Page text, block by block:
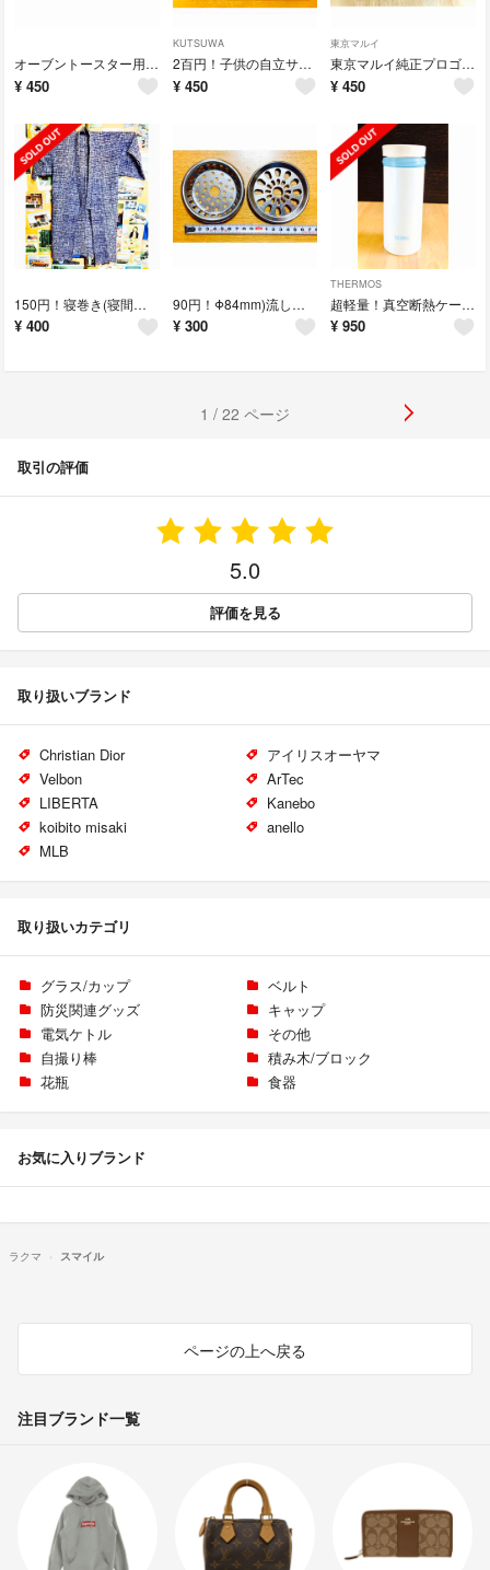
オーブントースター用受け皿/グリル・トレー/新
¥ 450
KUTSUWA
2百円！子供の自立サポート！準備確認ボード/忘れ物チェックパネル/マグネット黒板
¥ 450
東京マルイ
東京マルイ純正プロゴーグル/サバイバルゲーム保護眼鏡◎DIYや防災の備えにも
¥ 450
150円！寝巻き(寝間着)寝具/和装/旅館/浴衣/介護/入院/部屋着/寛ぎ着
¥ 400
90円！Φ84mm)流し排水栓目皿/ゴミ受け/ステンレス部品
¥ 300
THERMOS
超軽量！真空断熱ケータイマグ◎サーモス保温保冷直飲ボトル
¥ 950
1 / 22 ページ
取引の評価
5.0
評価を見る
取り扱いブランド
Christian Dior
アイリスオーヤマ
Velbon
ArTec
LIBERTA
Kanebo
koibito misaki
anello
MLB
取り扱いカテゴリ
グラス/カップ
ベルト
防災関連グッズ
キャップ
電気ケトル
その他
自撮り棒
積み木/ブロック
花瓶
食器
お気に入りブランド
ラクマ スマイル
ページの上へ戻る
注目ブランド一覧